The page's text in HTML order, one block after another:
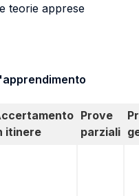
teorie apprese
itinere
Prove
parziali